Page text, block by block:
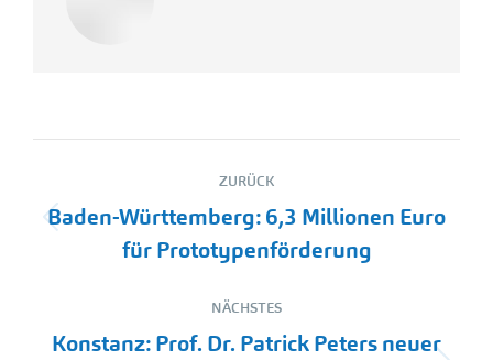
Kommentarnavigation
ZURÜCK
Vorheriger
Beitrag:
Baden-Württemberg: 6,3 Millionen Euro
für Prototypenförderung
NÄCHSTES
Konstanz: Prof. Dr. Patrick Peters neuer